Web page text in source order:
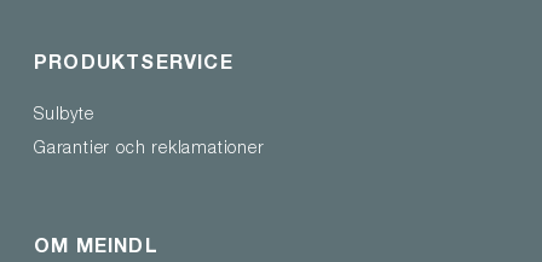
PRODUKTSERVICE
Sulbyte
Garantier och reklamationer
OM MEINDL